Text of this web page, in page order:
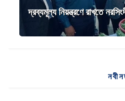
দ্রব্যমূল্য নিয়ন্ত্রণে রাখতে